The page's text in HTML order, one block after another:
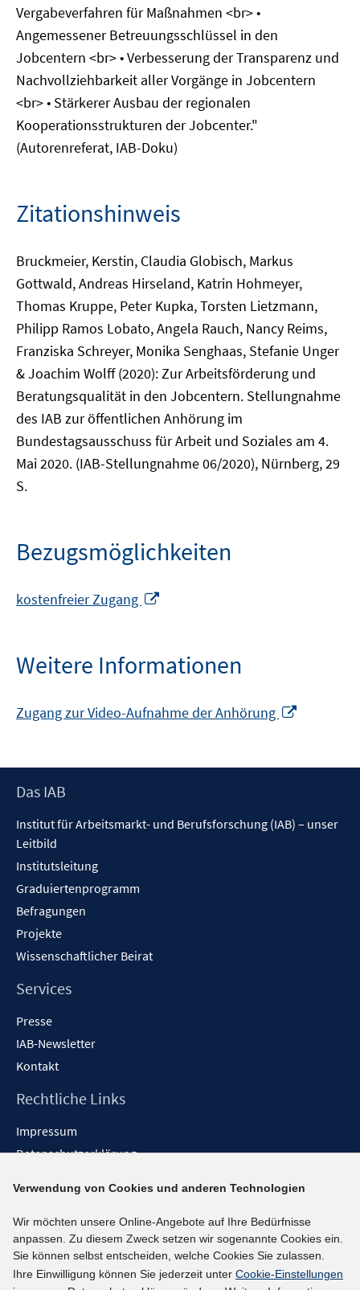
Vergabeverfahren für Maßnahmen <br> •
Angemessener Betreuungsschlüssel in den
Jobcentern <br> • Verbesserung der Transparenz und
Nachvollziehbarkeit aller Vorgänge in Jobcentern
<br> • Stärkerer Ausbau der regionalen
Kooperationsstrukturen der Jobcenter."
(Autorenreferat, IAB-Doku)
Zitationshinweis
Bruckmeier, Kerstin, Claudia Globisch, Markus
Gottwald, Andreas Hirseland, Katrin Hohmeyer,
Thomas Kruppe, Peter Kupka, Torsten Lietzmann,
Philipp Ramos Lobato, Angela Rauch, Nancy Reims,
Franziska Schreyer, Monika Senghaas, Stefanie Unger
& Joachim Wolff (2020): Zur Arbeitsförderung und
Beratungsqualität in den Jobcentern. Stellungnahme
des IAB zur öffentlichen Anhörung im
Bundestagsausschuss für Arbeit und Soziales am 4.
Mai 2020. (IAB-Stellungnahme 06/2020), Nürnberg, 29
S.
Bezugsmöglichkeiten
kostenfreier Zugang
öffnen
Weitere Informationen
Zugang zur Video-Aufnahme der Anhörung
öffnen
Footer
Das IAB
Institut für Arbeitsmarkt- und Berufsforschung (IAB) – unser
Leitbild
Institutsleitung
Graduiertenprogramm
Befragungen
Projekte
Wissenschaftlicher Beirat
Services
Presse
IAB-Newsletter
Kontakt
Rechtliche Links
Impressum
Datenschutzerklärung
Barrieren melden
Social-Media-Kanäle
BlueSky
Verwendung von Cookies und anderen Technologien
Wir möchten unsere Online-Angebote auf Ihre Bedürfnisse
anpassen. Zu diesem Zweck setzen wir sogenannte Cookies ein.
Sie können selbst entscheiden, welche Cookies Sie zulassen.
Ihre Einwilligung können Sie jederzeit unter Cookie-Einstellungen